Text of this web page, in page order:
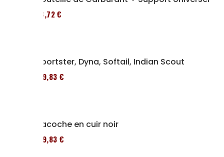
53,72 €
Sportster, Dyna, Softail, Indian Scout
119,83 €
Sacoche en cuir noir
119,83 €